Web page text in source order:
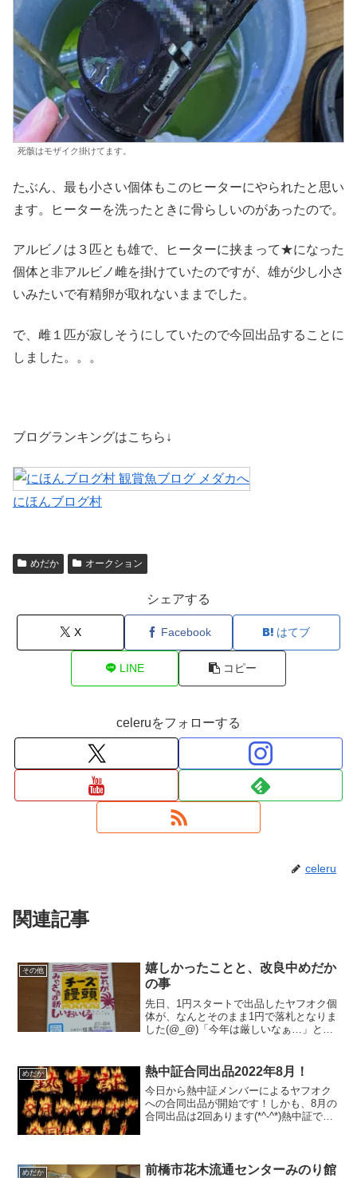
死骸はモザイク掛けてます。
たぶん、最も小さい個体もこのヒーターにやられたと思い
ます。ヒーターを洗ったときに骨らしいのがあったので。
アルビノは３匹とも雄で、ヒーターに挟まって★になった
個体と非アルビノ雌を掛けていたのですが、雄が少し小さ
いみたいで有精卵が取れないままでした。
で、雌１匹が寂しそうにしていたので今回出品することに
しました。。。
ブログランキングはこちら↓
にほんブログ村
めだか オークション
シェアする
X Facebook はてブ
LINE コピー
celeruをフォローする
celeru
関連記事
その他
嬉しかったことと、改良中めだか
の事
先日、1円スタートで出品したヤフオク個
体が、なんとそのまま1円で落札となりま
した(@_@)「今年は厳しいなぁ…」と思
しまいました！これまで、取引中に連絡
が取れなくなっ...
めだか 熱中証合同出品2022年8月！
今日から熱中証メンバーによるヤフオク
への合同出品が開始です！しかも、8月の
合同出品は2回あります(*^-^*)熱中証で検
外に...
めだか
前橋市花木流通センターみのり館